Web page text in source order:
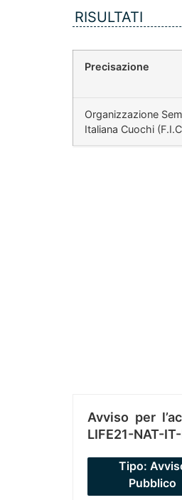
RISULTATI
Precisazione
Organizzazione
Italiana Cuochi
Avviso per
LIFE21-NAT-
Tipo:
Pubblico